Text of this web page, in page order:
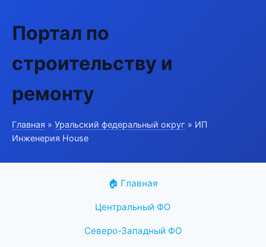
Портал по
строительству и
ремонту
Главная » Уральский федеральный округ » ИП
Инженерия House
🏠 Главная
Центральный ФО
Северо-Западный ФО